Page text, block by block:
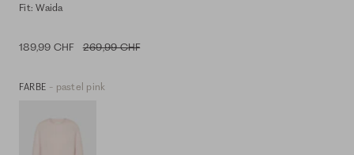
Fit: Waida
189,99 CHF 269,99 CHF
FARBE - pastel pink